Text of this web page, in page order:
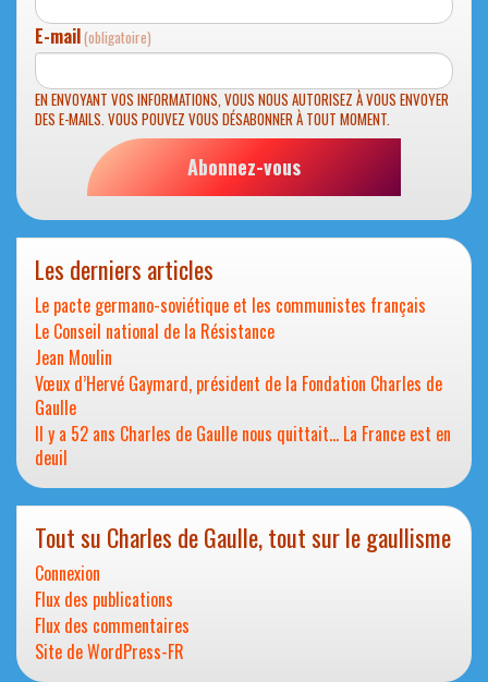
E-mail(obligatoire)
EN ENVOYANT VOS INFORMATIONS, VOUS NOUS AUTORISEZ À VOUS ENVOYER
DES E-MAILS. VOUS POUVEZ VOUS DÉSABONNER À TOUT MOMENT.
Abonnez-vous
Les derniers articles
Le pacte germano-soviétique et les communistes français
Le Conseil national de la Résistance
Jean Moulin
Vœux d’Hervé Gaymard, président de la Fondation Charles de
Gaulle
Il y a 52 ans Charles de Gaulle nous quittait… La France est en
deuil
Tout su Charles de Gaulle, tout sur le gaullisme
Connexion
Flux des publications
Flux des commentaires
Site de WordPress-FR